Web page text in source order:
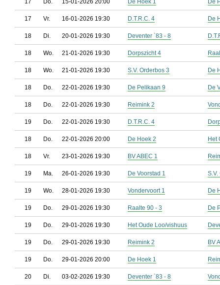
17 Do. 15-01-2026 20:00 De Hoek 1 De
17 Vr. 16-01-2026 19:30 D.T.R.C. 4 De
18 Di. 20-01-2026 19:30 Deventer `83 - 8
18 Wo. 21-01-2026 19:30 Dorpszicht 4
18 Wo. 21-01-2026 19:30 S.V. Orderbos 3 De
18 Do. 22-01-2026 19:30 De Pelikaan 9 De
18 Do. 22-01-2026 19:30 Reimink 2
19 Do. 22-01-2026 19:30 D.T.R.C. 4
18 Do. 22-01-2026 20:00 De Hoek 2 Het
18 Vr. 23-01-2026 19:30 BV ABEC 1
19 Ma. 26-01-2026 19:30 De Voorstad 1 S.V.
19 Wo. 28-01-2026 19:30 Vondervoort 1 De
19 Do. 29-01-2026 19:30 Raalte 90 - 3 De
19 Do. 29-01-2026 19:30 Het Oude Loo/vishuus
19 Do. 29-01-2026 19:30 Reimink 2 BV
19 Do. 29-01-2026 20:00 De Hoek 1
20 Di. 03-02-2026 19:30 Deventer `83 - 8